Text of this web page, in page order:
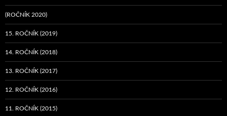
(ROČNÍK 2020)
15. ROČNÍK (2019)
14. ROČNÍK (2018)
13. ROČNÍK (2017)
12. ROČNÍK (2016)
11. ROČNÍK (2015)